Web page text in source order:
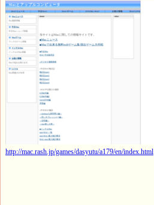
http://mac.rash.jp/games/dasyutu/a179/en/index.html